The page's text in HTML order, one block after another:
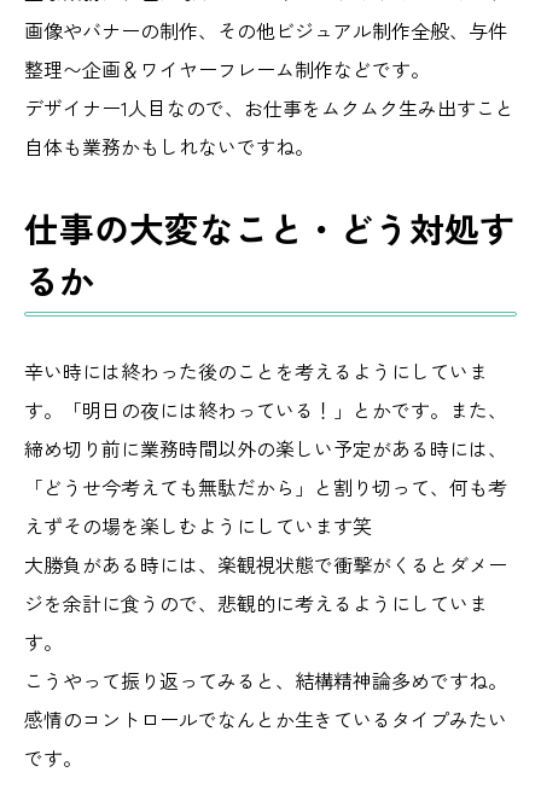
画像やバナーの制作、その他ビジュアル制作全般、与件
整理〜企画＆ワイヤーフレーム制作などです。
デザイナー1人目なので、お仕事をムクムク生み出すこと
自体も業務かもしれないですね。
仕事の大変なこと・どう対処す
るか
辛い時には終わった後のことを考えるようにしていま
す。「明日の夜には終わっている！」とかです。また、
締め切り前に業務時間以外の楽しい予定がある時には、
「どうせ今考えても無駄だから」と割り切って、何も考
えずその場を楽しむようにしています笑
大勝負がある時には、楽観視状態で衝撃がくるとダメー
ジを余計に食うので、悲観的に考えるようにしていま
す。
こうやって振り返ってみると、結構精神論多めですね。
感情のコントロールでなんとか生きているタイプみたい
です。